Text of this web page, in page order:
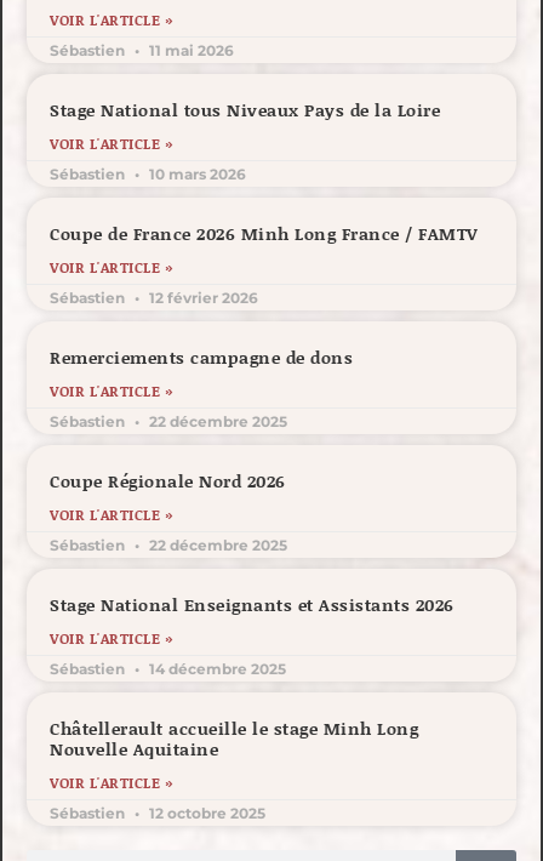
VOIR L'ARTICLE »
Sébastien 11 mai 2026
Stage National tous Niveaux Pays de la Loire
VOIR L'ARTICLE »
Sébastien 10 mars 2026
Coupe de France 2026 Minh Long France / FAMTV
VOIR L'ARTICLE »
Sébastien 12 février 2026
Remerciements campagne de dons
VOIR L'ARTICLE »
Sébastien 22 décembre 2025
Coupe Régionale Nord 2026
VOIR L'ARTICLE »
Sébastien 22 décembre 2025
Stage National Enseignants et Assistants 2026
VOIR L'ARTICLE »
Sébastien 14 décembre 2025
Châtellerault accueille le stage Minh Long
Nouvelle Aquitaine
VOIR L'ARTICLE »
Sébastien 12 octobre 2025